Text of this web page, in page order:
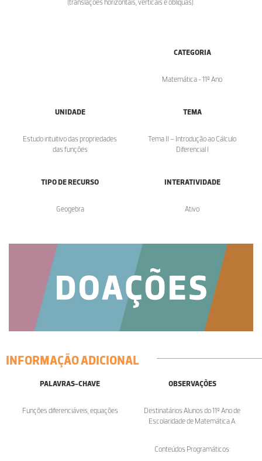
(translações horizontais, verticais e oblíquas).
CATEGORIA
Matemática - 11º Ano
UNIDADE
Estudo intuitivo das propriedades
das funções
TEMA
Tema II – Introdução ao Cálculo
Diferencial I
TIPO DE RECURSO
Geogebra
INTERATIVIDADE
Ativo
INFORMAÇÃO ADICIONAL
PALAVRAS-CHAVE
Funções diferenciáveis, equações
OBSERVAÇÕES
Destinatários:Alunos do 11º Ano de
Escolaridade de Matemática A.
Conteúdos Programáticos: